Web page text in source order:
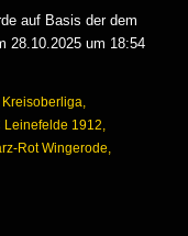
auf Basis der dem
28.10.2025 um 18:54
Leinefelde 1912
Rot Wingerode